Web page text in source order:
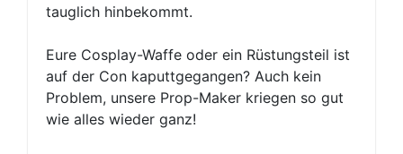
tauglich hinbekommt.
Eure Cosplay-Waffe oder ein Rüstungsteil ist
auf der Con kaputtgegangen? Auch kein
Problem, unsere Prop-Maker kriegen so gut
wie alles wieder ganz!